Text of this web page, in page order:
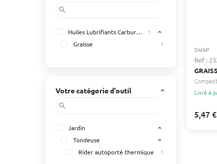
search
Huiles Lubrifiants Carburant & Entretien (produits) 1 expand_less
Graisse 1
Votre catégorie d'outil keyboard_arrow_up
search
Jardin expand_less
Tondeuse expand_less
Rider autoporté thermique 1
SWAP
Ref :
Livré à
5,47 €